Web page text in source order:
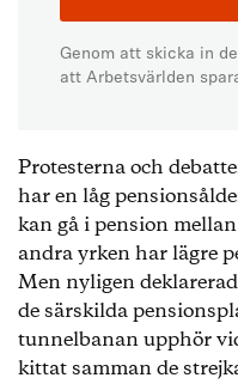
Genom att skicka in
att Arbetsvärlden
Protesterna och
har en låg
kan gå i pension
andra yrken har lägre
Men nyligen
de särskilda
tunnelbanan upphör
kittat samman de